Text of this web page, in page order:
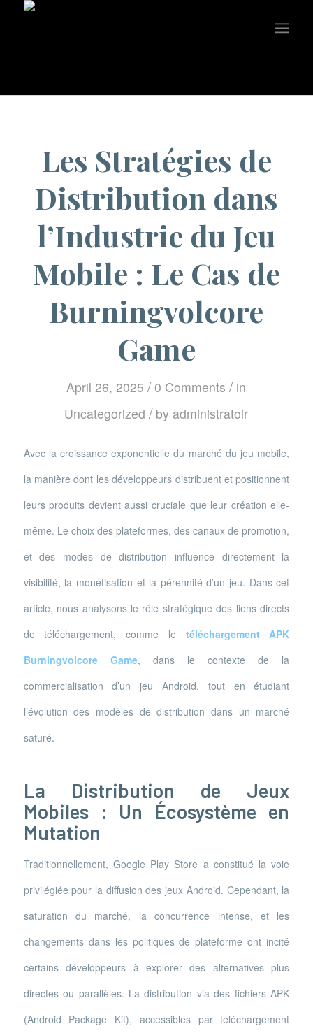
Les Stratégies de
Distribution dans
l’Industrie du Jeu
Mobile : Le Cas de
Burningvolcore
Game
April 26, 2025 / 0 Comments / in
Uncategorized / by administratoir
Avec la croissance exponentielle du marché du jeu mobile,
la manière dont les développeurs distribuent et positionnent
leurs produits devient aussi cruciale que leur création elle-
même. Le choix des plateformes, des canaux de promotion,
et des modes de distribution influence directement la
visibilité, la monétisation et la pérennité d’un jeu. Dans cet
article, nous analysons le rôle stratégique des liens directs
de téléchargement, comme le téléchargement APK
Burningvolcore Game, dans le contexte de la
commercialisation d’un jeu Android, tout en étudiant
l’évolution des modèles de distribution dans un marché
saturé.
La Distribution de Jeux
Mobiles : Un Écosystème en
Mutation
Traditionnellement, Google Play Store a constitué la voie
privilégiée pour la diffusion des jeux Android. Cependant, la
saturation du marché, la concurrence intense, et les
changements dans les politiques de plateforme ont incité
certains développeurs à explorer des alternatives plus
directes ou parallèles. La distribution via des fichiers APK
(Android Package Kit), accessibles par téléchargement